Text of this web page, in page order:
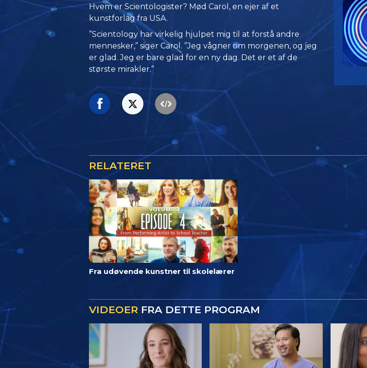
Hvem er Scientologister? Mød Carol, en ejer af et
kunstforlag fra USA.
”Scientology har virkelig hjulpet mig til at forstå andre
mennesker,” siger Carol. ”Jeg vågner om morgenen, og jeg
er glad. Jeg er bare glad for en ny dag. Det er et af de
største mirakler.”
RELATERET
Fra udøvende kunstner til skolelærer
VIDEOER FRA DETTE PROGRAM